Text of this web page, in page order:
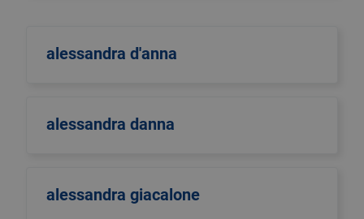
alessandra d'anna
alessandra danna
alessandra giacalone